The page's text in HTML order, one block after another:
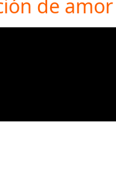
de amor